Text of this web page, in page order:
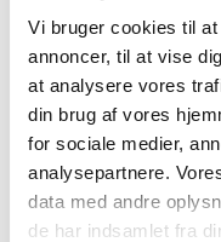
Vi bruger cookies til
annoncer, til at vise
at analysere vores
din brug af vores
for sociale medier,
analysepartnere.
data med andre
de har indsamlet fra